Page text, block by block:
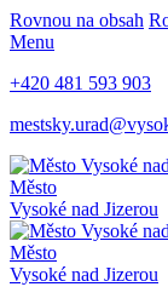
Rovnou na obsah
Menu
+420 481 593 903
Město
Vysoké nad Jizerou
Město
Vysoké nad Jizerou